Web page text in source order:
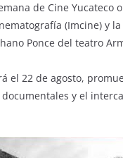
de Cine Yucateco
(Imcine) y
Ponce del teatro
el 22 de agosto,
y el